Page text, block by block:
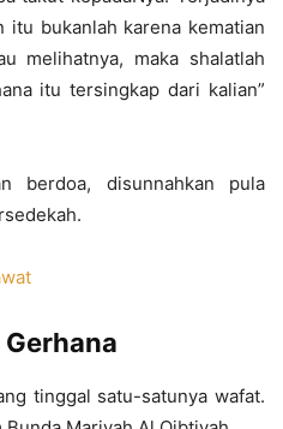
itu bukanlah karena kematian
melihatnya, maka shalatlah
itu tersingkap dari kalian”
berdoa, disunnahkan pula
tinggal satu-satunya wafat.